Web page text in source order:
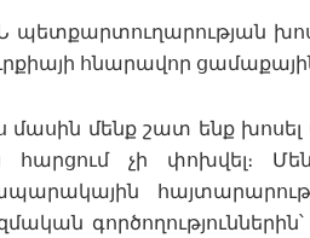
պետքարտուղարության
հնարավոր ցամաքային
մասին մենք շատ ենք
հարցում չի փոխվել։